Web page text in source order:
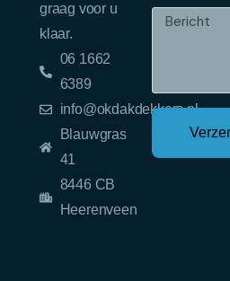
graag voor u
klaar.
06 1662
6389
info@okdakdekkers.nl
Blauwgras
41
8446 CB
Heerenveen
Bericht